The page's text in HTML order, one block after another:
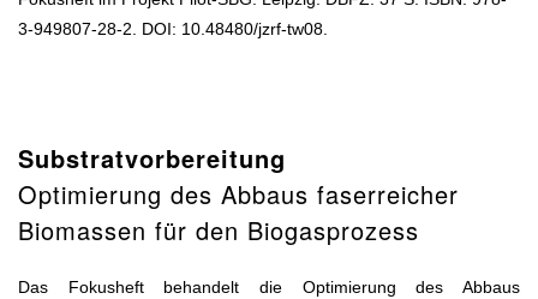
3-949807-28-2. DOI: 10.48480/jzrf-tw08.
Substratvorbereitung
Optimierung des Abbaus faserreicher
Biomassen für den Biogasprozess
Das Fokusheft behandelt die Optimierung des Abbaus